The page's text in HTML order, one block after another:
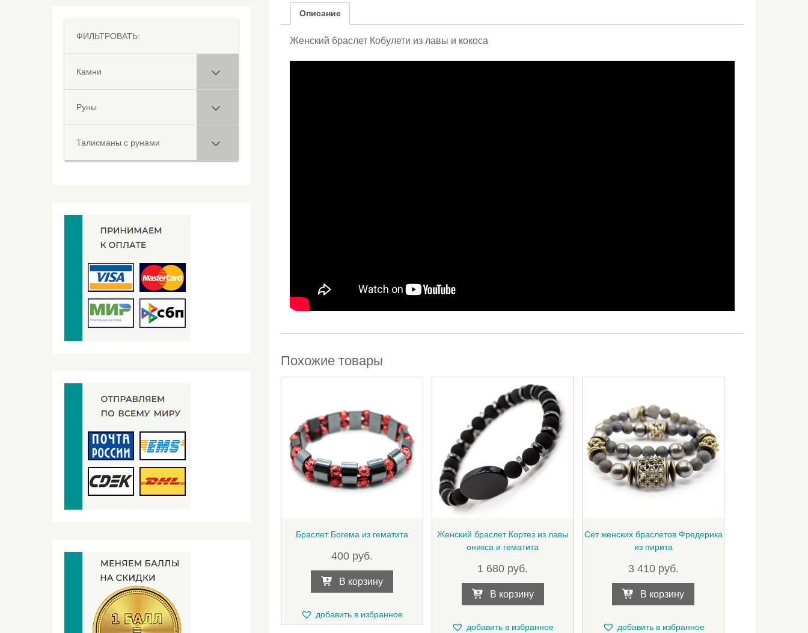
Описание
Женский браслет Кобулети из лавы и кокоса
Похожие товары
Браслет Богема из гематита
400 руб.
В корзину
добавить в избранное
Женский браслет Кортез из лавы
оникса и гематита
1 680 руб.
В корзину
добавить в избранное
Сет женских браслетов Фредерика
из пирита
3 410 руб.
В корзину
добавить в избранное
ФИЛЬТРОВАТЬ:
Камни
Руны
Талисманы с рунами